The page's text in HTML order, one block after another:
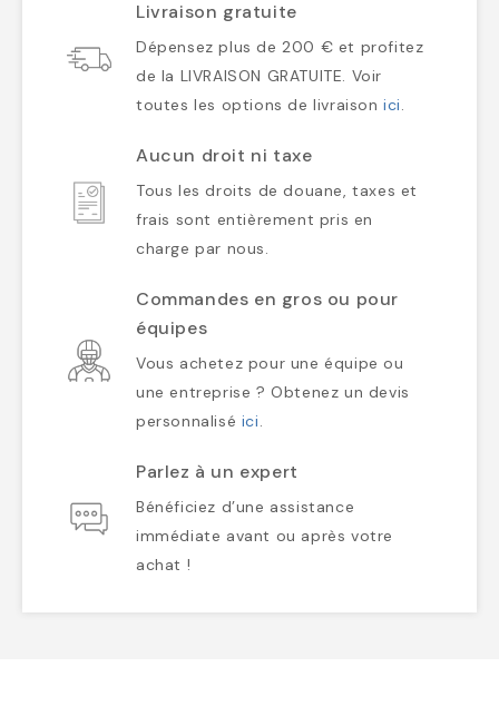
Livraison gratuite
Dépensez plus de 200 € et profitez
de la LIVRAISON GRATUITE. Voir
toutes les options de livraisonici.
Aucun droit ni taxe
Tous les droits de douane, taxes et
frais sont entièrement pris en
charge par nous.
Commandes en gros ou pour
équipes
Vous achetez pour une équipe ou
une entreprise ? Obtenez un devis
personnalisé ici.
Parlez à un expert
Bénéficiez d’une assistance
immédiate avant ou après votre
achat !